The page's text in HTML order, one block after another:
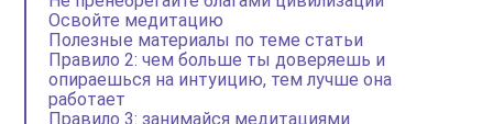
Освойте медитацию
Полезные материалы по теме статьи
Правило 2: чем больше ты доверяешь и
опираешься на интуицию, тем лучше она
работает
Правило 3: занимайся медитациями